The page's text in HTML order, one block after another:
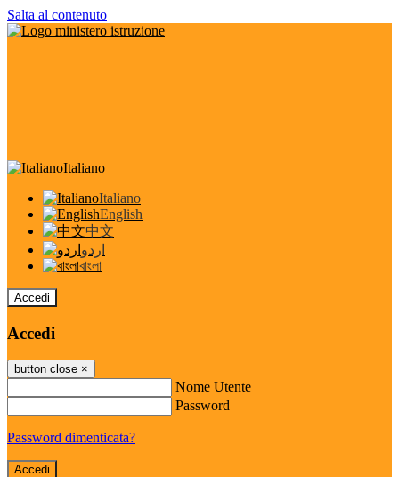
Salta al contenuto
Italiano
Italiano
English
中文
اردو
বাংলা
Accedi
Accedi
button close ×
Nome Utente
Password
Password dimenticata?